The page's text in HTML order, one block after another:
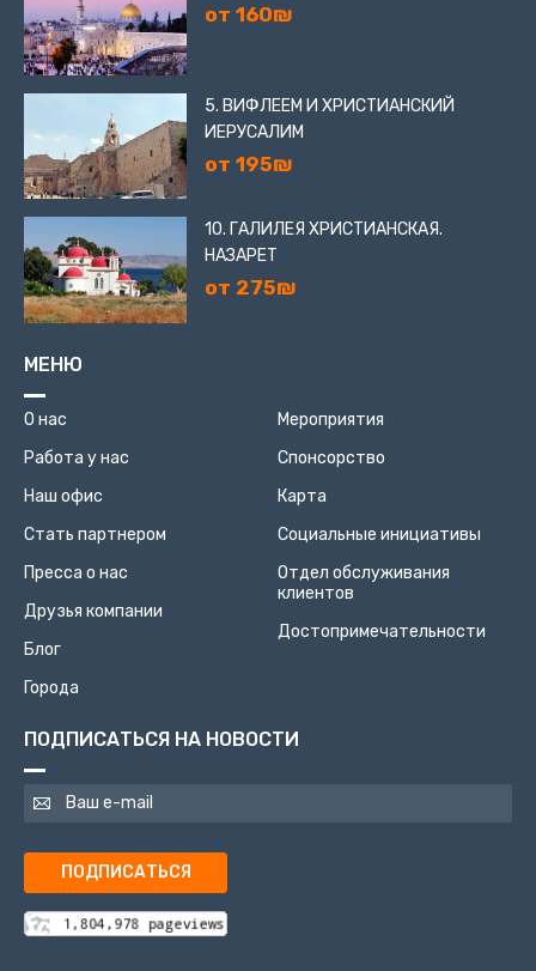
от 160₪
5. ВИФЛЕЕМ И ХРИСТИАНСКИЙ
ИЕРУСАЛИМ
от 195₪
10. ГАЛИЛЕЯ ХРИСТИАНСКАЯ.
НАЗАРЕТ
от 275₪
МЕНЮ
О нас
Работа у нас
Наш офис
Стать партнером
Пресса о нас
Друзья компании
Блог
Города
Мероприятия
Спонсорство
Карта
Социальные инициативы
Отдел обслуживания
клиентов
Достопримечательности
ПОДПИСАТЬСЯ НА НОВОСТИ
ПОДПИСАТЬСЯ